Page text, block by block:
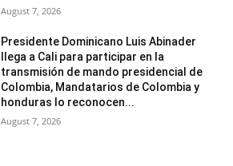
August 7, 2026
Presidente Dominicano Luis Abinader
llega a Cali para participar en la
transmisión de mando presidencial de
Colombia, Mandatarios de Colombia y
honduras lo reconocen...
August 7, 2026